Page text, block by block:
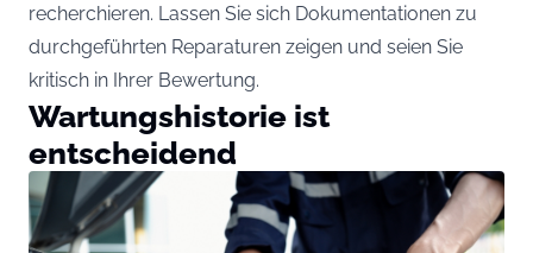
recherchieren. Lassen Sie sich Dokumentationen zu
durchgeführten Reparaturen zeigen und seien Sie
kritisch in Ihrer Bewertung.
Wartungshistorie ist
entscheidend